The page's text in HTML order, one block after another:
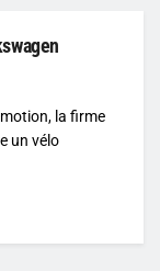
la firme
un vélo